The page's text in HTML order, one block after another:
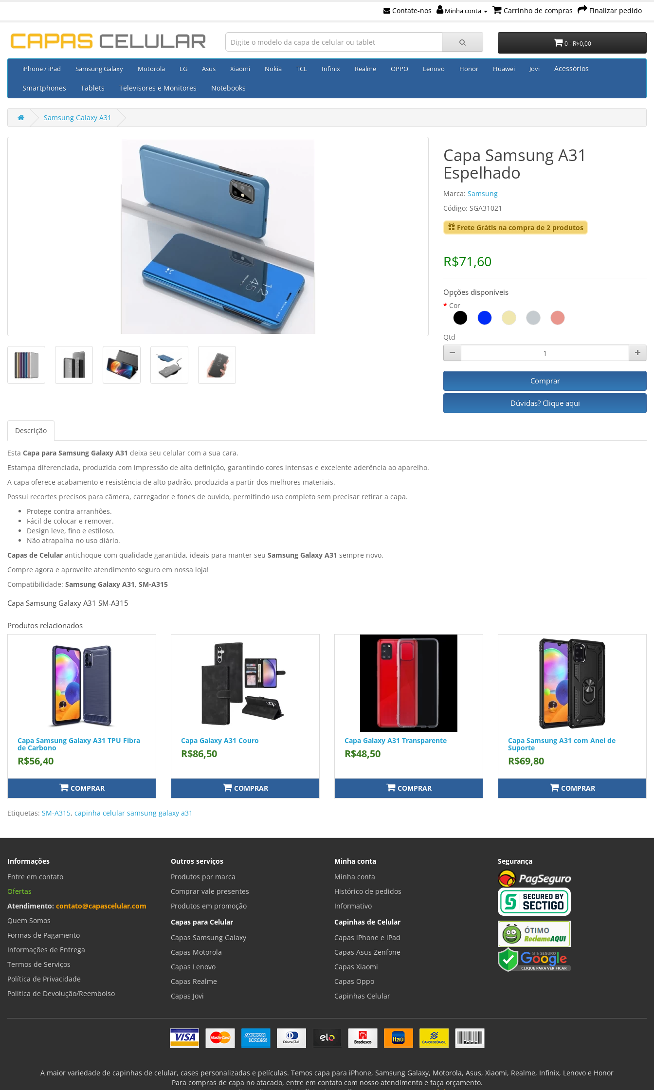
Contate-nos Minha conta Carrinho de compras Finalizar pedido
0 - R$0,00
iPhone / iPad Samsung Galaxy Motorola LG Asus Xiaomi Nokia TCL Infinix Realme OPPO Lenovo Honor Huawei Jovi Acessórios
Smartphones Tablets Televisores e Monitores Notebooks
Samsung Galaxy A31
Capa Samsung A31
Espelhado
Marca: Samsung
Código: SGA31021
Frete Grátis na compra de 2 produtos
R$71,60
Opções disponíveis
Cor
Qtd
Comprar
Dúvidas? Clique aqui
Descrição
Esta Capa para Samsung Galaxy A31 deixa seu celular com a sua cara.
Estampa diferenciada, produzida com impressão de alta definição, garantindo cores intensas e excelente aderência ao aparelho.
A capa oferece acabamento e resistência de alto padrão, produzida a partir dos melhores materiais.
Possui recortes precisos para câmera, carregador e fones de ouvido, permitindo uso completo sem precisar retirar a capa.
Protege contra arranhões.
Fácil de colocar e remover.
Design leve, fino e estiloso.
Não atrapalha no uso diário.
Capas de Celular antichoque com qualidade garantida, ideais para manter seu Samsung Galaxy A31 sempre novo.
Compre agora e aproveite atendimento seguro em nossa loja!
Compatibilidade: Samsung Galaxy A31, SM-A315
Capa Samsung Galaxy A31 SM-A315
Produtos relacionados
Capa Samsung Galaxy A31 TPU Fibra
de Carbono
R$56,40
COMPRAR
Capa Galaxy A31 Couro
R$86,50
COMPRAR
Capa Galaxy A31 Transparente
R$48,50
COMPRAR
Capa Samsung A31 com Anel de
Suporte
R$69,80
COMPRAR
Etiquetas: SM-A315, capinha celular samsung galaxy a31
Informações
Entre em contato
Ofertas
Atendimento: contato@capascelular.com
Quem Somos
Formas de Pagamento
Informações de Entrega
Termos de Serviços
Política de Privacidade
Política de Devolução/Reembolso
Outros serviços
Produtos por marca
Comprar vale presentes
Produtos em promoção
Capas para Celular
Capas Samsung Galaxy
Capas Motorola
Capas Lenovo
Capas Realme
Capas Jovi
Minha conta
Minha conta
Histórico de pedidos
Informativo
Capinhas de Celular
Capas iPhone e iPad
Capas Asus Zenfone
Capas Xiaomi
Capas Oppo
Capinhas Celular
Segurança
A maior variedade de capinhas de celular, cases personalizadas e películas. Temos capa para iPhone, Samsung Galaxy, Motorola, Asus, Xiaomi, Realme, Infinix, Lenovo e Honor
Para compras de capa no atacado, entre em contato com nosso atendimento e faça orçamento.